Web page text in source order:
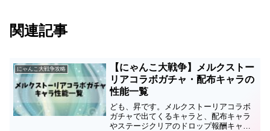
関連記事
にゃんこ大戦争攻略
【にゃんこ大戦争】メルクストー
リアコラボガチャ・配布キャラの
性能一覧
ども、昇です。メルクストーリアコラボ
ガチャで出てくるキャラと、配布キャラ
やステージクリアのドロップ報酬キャラ